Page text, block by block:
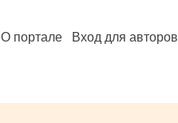
О портале Вход для авторов